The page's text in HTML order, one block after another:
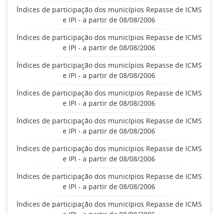
Índices de participação dos municípios Repasse de ICMS
e IPI - a partir de 08/08/2006
Índices de participação dos municípios Repasse de ICMS
e IPI - a partir de 08/08/2006
Índices de participação dos municípios Repasse de ICMS
e IPI - a partir de 08/08/2006
Índices de participação dos municípios Repasse de ICMS
e IPI - a partir de 08/08/2006
Índices de participação dos municípios Repasse de ICMS
e IPI - a partir de 08/08/2006
Índices de participação dos municípios Repasse de ICMS
e IPI - a partir de 08/08/2006
Índices de participação dos municípios Repasse de ICMS
e IPI - a partir de 08/08/2006
Índices de participação dos municípios Repasse de ICMS